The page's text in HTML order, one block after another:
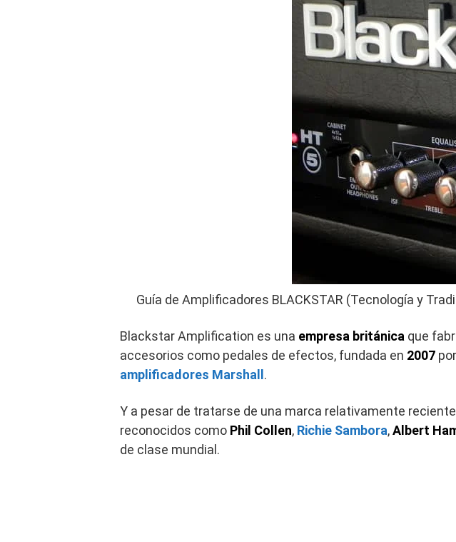
Guía de Amplificadores BLACKSTAR (Tecnología y
Blackstar Amplification es una empresa británica que
accesorios como pedales de efectos, fundada en 2007
amplificadores Marshall .
Y a pesar de tratarse de una marca relativamente
reconocidos como Phil Collen, Richie Sambora,Albert
de clase mundial.